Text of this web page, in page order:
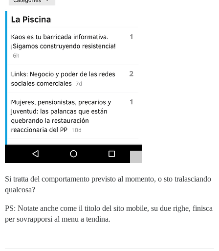
Si tratta del comportamento previsto al momento, o sto tralasciando
qualcosa?
PS: Notate anche come il titolo del sito mobile, su due righe, finisca
per sovrapporsi al menu a tendina.